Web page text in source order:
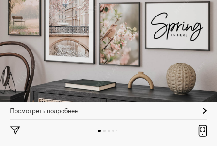
Посмотреть подробнее